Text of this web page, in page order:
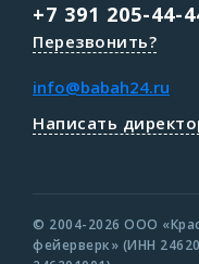
+7 391 205-44-
Перезвонить?
info@babah24.ru
Написать
© 2004-2026 ООО
фейерверк» (ИНН